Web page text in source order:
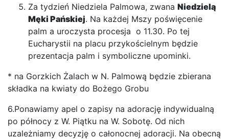
Za tydzień Niedziela Palmowa, zwana Niedzielą
Męki Pańskiej. Na każdej Mszy poświęcenie
palm a uroczysta procesja o 11.30. Po tej
Eucharystii na placu przykościelnym będzie
prezentacja palm i symboliczne upominki.
* na Gorzkich Żalach w N. Palmową będzie zbierana
składka na kwiaty do Bożego Grobu
6.Ponawiamy apel o zapisy na adorację indywidualną
po północy z W. Piątku na W. Sobotę. Od nich
uzależniamy decyzję o całonocnej adoracji. Na obecną